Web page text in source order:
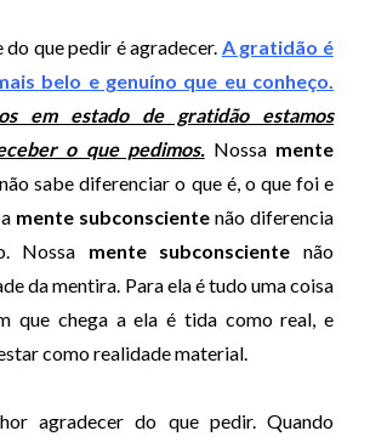
que pedir é agradecer. A gratidão é
belo e genuíno que eu conheço.
em estado de gratidão estamos
o que pedimos. Nossa mente
não sabe diferenciar o que é, o que foi e
mente subconsciente não diferencia
Nossa mente subconsciente não
da mentira. Para ela é tudo uma coisa
que chega a ela é tida como real, e
como realidade material.
agradecer do que pedir. Quando